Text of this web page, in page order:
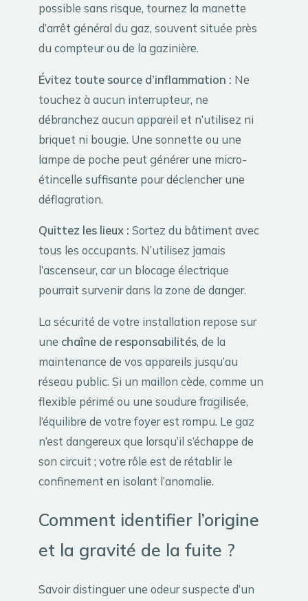
possible sans risque, tournez la manette
d’arrêt général du gaz, souvent située près
du compteur ou de la gazinière.
Évitez toute source d’inflammation : Ne
touchez à aucun interrupteur, ne
débranchez aucun appareil et n’utilisez ni
briquet ni bougie. Une sonnette ou une
lampe de poche peut générer une micro-
étincelle suffisante pour déclencher une
déflagration.
Quittez les lieux : Sortez du bâtiment avec
tous les occupants. N’utilisez jamais
l’ascenseur, car un blocage électrique
pourrait survenir dans la zone de danger.
La sécurité de votre installation repose sur
une chaîne de responsabilités, de la
maintenance de vos appareils jusqu’au
réseau public. Si un maillon cède, comme un
flexible périmé ou une soudure fragilisée,
l’équilibre de votre foyer est rompu. Le gaz
n’est dangereux que lorsqu’il s’échappe de
son circuit ; votre rôle est de rétablir le
confinement en isolant l’anomalie.
Comment identifier l’origine
et la gravité de la fuite ?
Savoir distinguer une odeur suspecte d’un